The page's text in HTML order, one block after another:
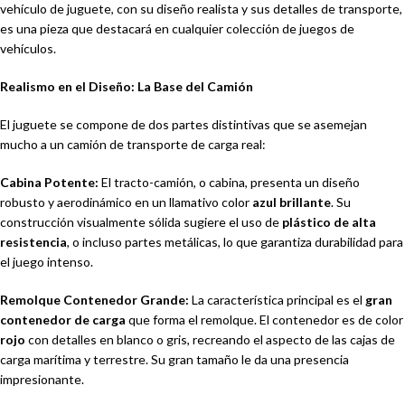
vehículo de juguete, con su diseño realista y sus detalles de transporte,
es una pieza que destacará en cualquier colección de juegos de
vehículos.
Realismo en el Diseño: La Base del Camión
El juguete se compone de dos partes distintivas que se asemejan
mucho a un camión de transporte de carga real:
Cabina Potente: El tracto-camión, o cabina, presenta un diseño
robusto y aerodinámico en un llamativo color azul brillante. Su
construcción visualmente sólida sugiere el uso de plástico de alta
resistencia, o incluso partes metálicas, lo que garantiza durabilidad para
el juego intenso.
Remolque Contenedor Grande: La característica principal es el gran
contenedor de carga que forma el remolque. El contenedor es de color
rojo con detalles en blanco o gris, recreando el aspecto de las cajas de
carga marítima y terrestre. Su gran tamaño le da una presencia
impresionante.